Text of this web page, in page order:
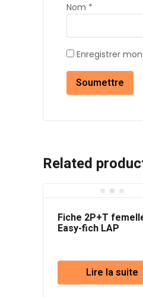
Nom *
Enregistrer
Related
Fiche 2P+T
Easy-fich LAP
Lire la suite